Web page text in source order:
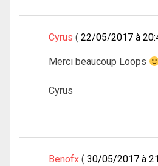
Cyrus 22/05/2017 à
Merci beaucoup Loops
Cyrus
Benofx 30/05/2017 à